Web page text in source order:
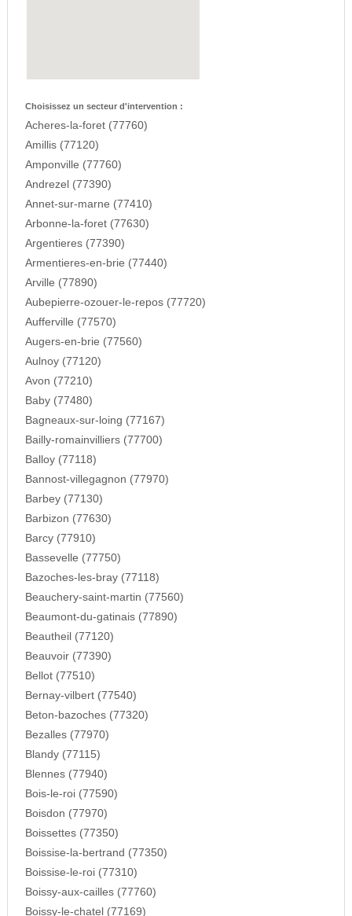
Choisissez un secteur d'intervention :
Acheres-la-foret (77760)
Amillis (77120)
Amponville (77760)
Andrezel (77390)
Annet-sur-marne (77410)
Arbonne-la-foret (77630)
Argentieres (77390)
Armentieres-en-brie (77440)
Arville (77890)
Aubepierre-ozouer-le-repos (77720)
Aufferville (77570)
Augers-en-brie (77560)
Aulnoy (77120)
Avon (77210)
Baby (77480)
Bagneaux-sur-loing (77167)
Bailly-romainvilliers (77700)
Balloy (77118)
Bannost-villegagnon (77970)
Barbey (77130)
Barbizon (77630)
Barcy (77910)
Bassevelle (77750)
Bazoches-les-bray (77118)
Beauchery-saint-martin (77560)
Beaumont-du-gatinais (77890)
Beautheil (77120)
Beauvoir (77390)
Bellot (77510)
Bernay-vilbert (77540)
Beton-bazoches (77320)
Bezalles (77970)
Blandy (77115)
Blennes (77940)
Bois-le-roi (77590)
Boisdon (77970)
Boissettes (77350)
Boissise-la-bertrand (77350)
Boissise-le-roi (77310)
Boissy-aux-cailles (77760)
Boissy-le-chatel (77169)